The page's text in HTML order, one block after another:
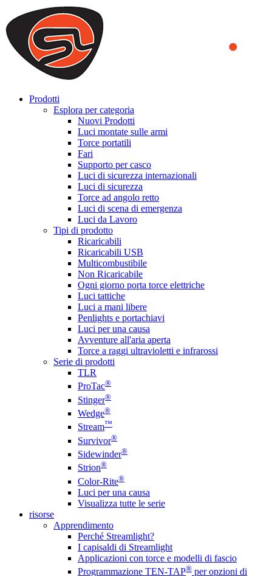
We use cookies to ensure that we provide you the best experience
on our website. By continuing to browse this website, you accept
that cookies are used to help us analyze how the website is used and
to offer you a better experience. To learn more or to find out how
you can disable cookies, you can access our
Prodotti
Esplora per categoria
Nuovi Prodotti
Luci montate sulle armi
Torce portatili
Fari
Supporto per casco
Luci di sicurezza internazionali
Luci di sicurezza
Torce ad angolo retto
Luci di scena di emergenza
Luci da Lavoro
Tipi di prodotto
Ricaricabili
Ricaricabili USB
Multicombustibile
Non Ricaricabile
Ogni giorno porta torce elettriche
Luci tattiche
Luci a mani libere
Penlights e portachiavi
Luci per una causa
Avventure all'aria aperta
Torce a raggi ultravioletti e infrarossi
Serie di prodotti
TLR
ProTac®
Stinger®
Wedge®
Stream™
Survivor®
Sidewinder®
Strion®
Color-Rite®
Luci per una causa
Visualizza tutte le serie
risorse
Apprendimento
Perché Streamlight?
I capisaldi di Streamlight
Applicazioni con torce e modelli di fascio
Programmazione TEN-TAP® per opzioni di